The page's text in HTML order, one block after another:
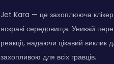
Jet Kara — це захоплююча
яскраві середовища. Уникай
реакції, надаючи цікавий
захопливою для всіх гравців.